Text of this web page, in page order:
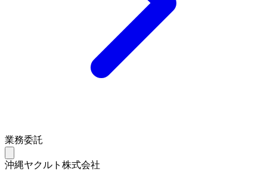
業務委託
沖縄ヤクルト株式会社